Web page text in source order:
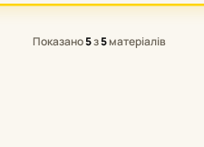
Показано5з5матеріалів